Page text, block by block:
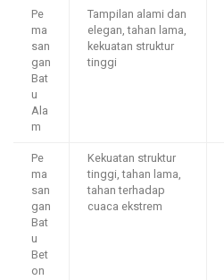
Pe
ma
san
gan
Bat
u
Ala
m
Tampilan alami dan
elegan, tahan lama,
kekuatan struktur
tinggi
Pe
ma
san
gan
Bat
u
Bet
on
Kekuatan struktur
tinggi, tahan lama,
tahan terhadap
cuaca ekstrem